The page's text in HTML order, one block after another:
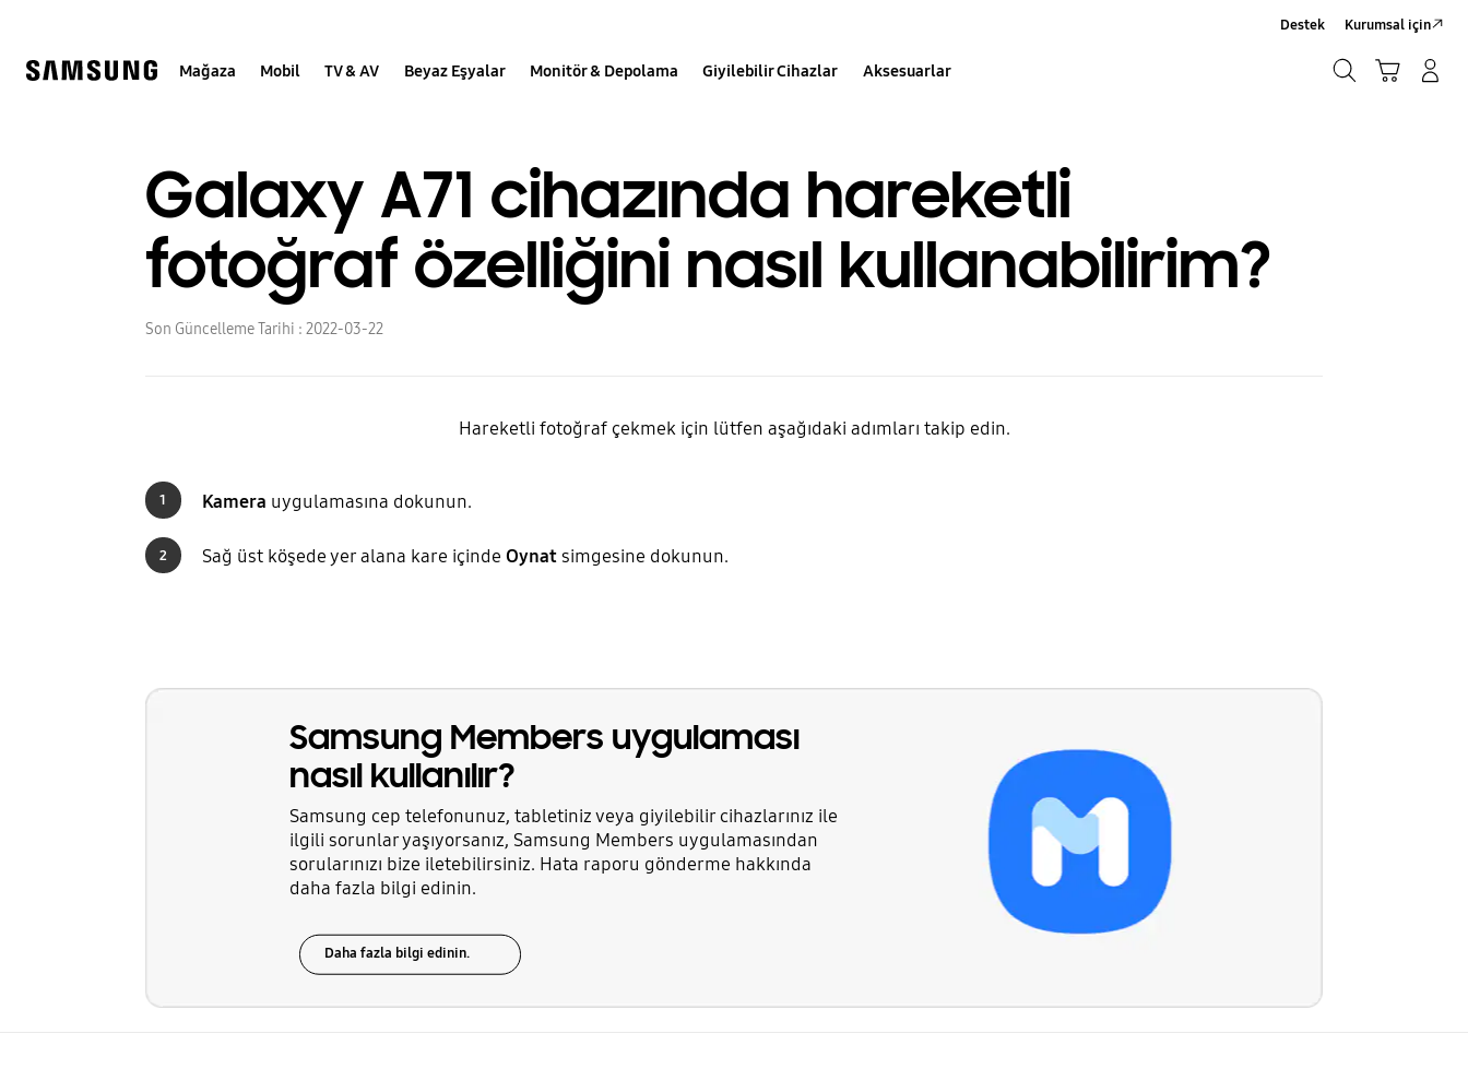
Mağaza Mobil TV & AV Beyaz Eşyalar Monitör & Depolama Giyilebilir Cihazlar Aksesuarlar
Destek Kurumsal için
Galaxy A71 cihazında hareketli
fotoğraf özelliğini nasıl kullanabilirim?
Son Güncelleme Tarihi : 2022-03-22
Hareketli fotoğraf çekmek için lütfen aşağıdaki adımları takip edin.
1 Kamera uygulamasına dokunun.
2 Sağ üst köşede yer alana kare içinde Oynatsimgesine dokunun.
Samsung Members uygulaması
nasıl kullanılır?
Samsung cep telefonunuz, tabletiniz veya giyilebilir cihazlarınız ile
ilgili sorunlar yaşıyorsanız, Samsung Members uygulamasından
sorularınızı bize iletebilirsiniz. Hata raporu gönderme hakkında
daha fazla bilgi edinin.
Daha fazla bilgi edinin.